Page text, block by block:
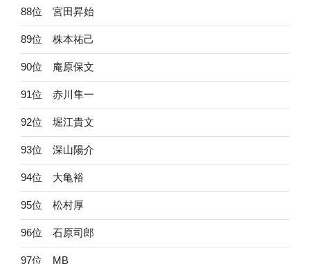
88位 宮田昇始
89位 株本祐己
90位 庵原保文
91位 赤川隼一
92位 堀江貴文
93位 深山陽介
94位 大亀裕
95位 松村厚
96位 石原司郎
97位 MB